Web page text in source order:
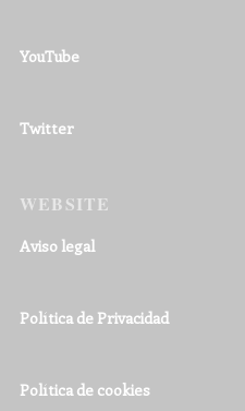
YouTube
Twitter
WEBSITE
Aviso legal
Política de Privacidad
Política de cookies